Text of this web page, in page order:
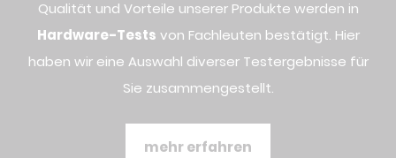
Qualität und Vorteile unserer Produkte werden in
Hardware-Tests von Fachleuten bestätigt. Hier
haben wir eine Auswahl diverser Testergebnisse für
Sie zusammengestellt.
mehr erfahren